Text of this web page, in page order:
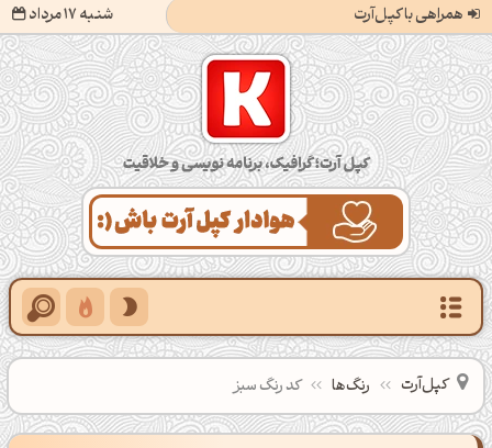
همراهی با کپل‌آرت شنبه 17 مرداد
کپل‌آرت؛ گرافیک، برنامه‌نویسی و خلاقیت
کپل‌آرت رنگ‌ها کد رنگ سبز